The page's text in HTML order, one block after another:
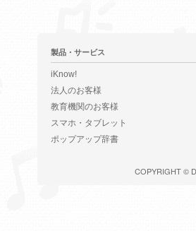
製品・サービス
iKnow!
法人のお客様
教育機関のお客様
スマホ・タブレット
ポップアップ辞書
COPYRIGHT ©